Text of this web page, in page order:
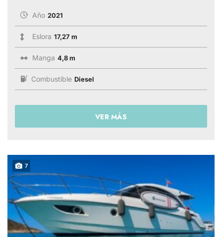
Año 2021
Eslora 17,27 m
Manga 4,8 m
Combustible Diesel
VER MÁS
7